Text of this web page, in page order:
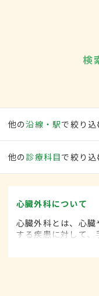
検
他の沿線・駅で絞り込
他の 診療科目で絞り込
心臓外科について
心臓外科とは、心
する疾患に対して